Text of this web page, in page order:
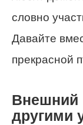
словно
Давайте
прекрасной
Внешний
другими